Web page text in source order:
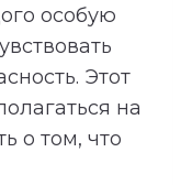
особую
Этот
на
о том, что